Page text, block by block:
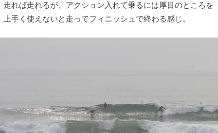
走れば走れるが、アクション入れて乗るには厚目のところを
上手く使えないと走ってフィニッシュで終わる感じ。